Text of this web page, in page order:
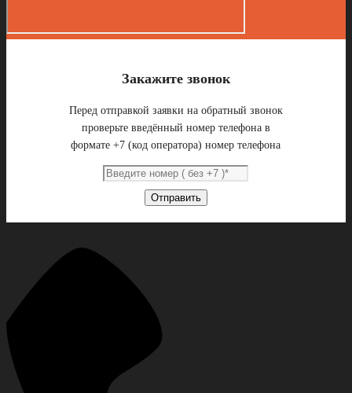
Закажите звонок
Перед отправкой заявки на обратный звонок
проверьте введённый номер телефона в
формате +7 (код оператора) номер телефона
Отправить